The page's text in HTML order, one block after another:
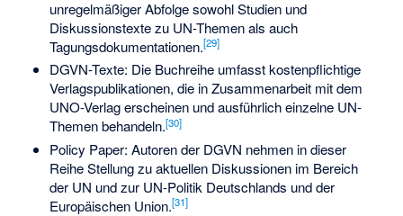
unregelmäßiger Abfolge sowohl Studien und
Diskussionstexte zu UN-Themen als auch
Tagungsdokumentationen.[29]
DGVN-Texte: Die Buchreihe umfasst kostenpflichtige
Verlagspublikationen, die in Zusammenarbeit mit dem
UNO-Verlag erscheinen und ausführlich einzelne UN-
Themen behandeln.[30]
Policy Paper: Autoren der DGVN nehmen in dieser
Reihe Stellung zu aktuellen Diskussionen im Bereich
der UN und zur UN-Politik Deutschlands und der
Europäischen Union.[31]